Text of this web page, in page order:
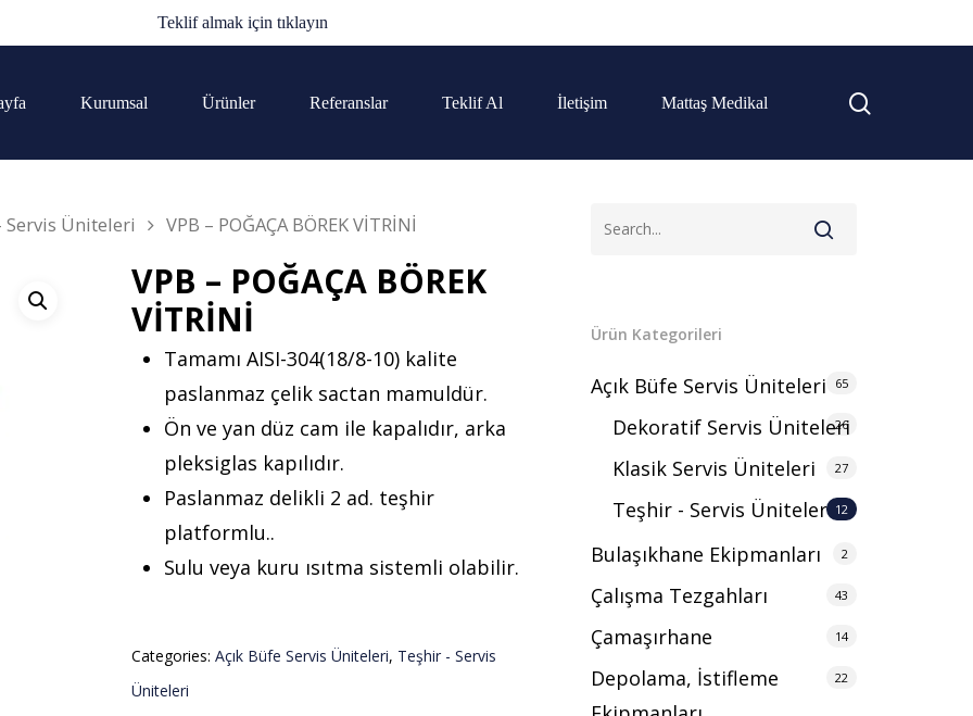
Teklif almak için tıklayın
Kurumsal Ürünler Referanslar Teklif Al İletişim Mattaş Medikal
Servis Üniteleri VPB – POĞAÇA BÖREK VİTRİNİ
VPB – POĞAÇA BÖREK
VİTRİNİ
Tamamı AISI-304(18/8-10) kalite
paslanmaz çelik sactan mamuldür.
Ön ve yan düz cam ile kapalıdır, arka
pleksiglas kapılıdır.
Paslanmaz delikli 2 ad. teşhir
platformlu..
Sulu veya kuru ısıtma sistemli olabilir.
Categories:Açık Büfe Servis Üniteleri, Teşhir - Servis
Üniteleri
Ürün Kategorileri
Açık Büfe Servis Üniteleri 65
Dekoratif Servis Üniteleri
26
Klasik Servis Üniteleri 27
Teşhir - Servis Üniteleri 12
Bulaşıkhane Ekipmanları 2
Çalışma Tezgahları 43
Çamaşırhane 14
Depolama, İstifleme
22